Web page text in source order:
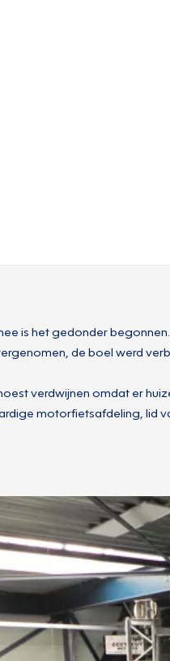
is het gedonder
de boel werd
verdwijnen omdat er
motorfietsafdeling,